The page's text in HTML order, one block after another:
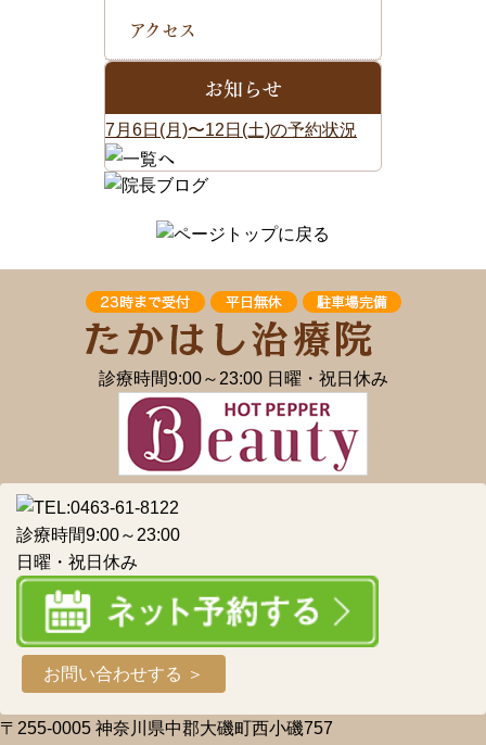
アクセス
お知らせ
7月6日(月)〜12日(土)の予約状況
診療時間9:00～23:00 日曜・祝日休み
診療時間9:00～23:00
日曜・祝日休み
お問い合わせする ＞
〒255-0005 神奈川県中郡大磯町西小磯757